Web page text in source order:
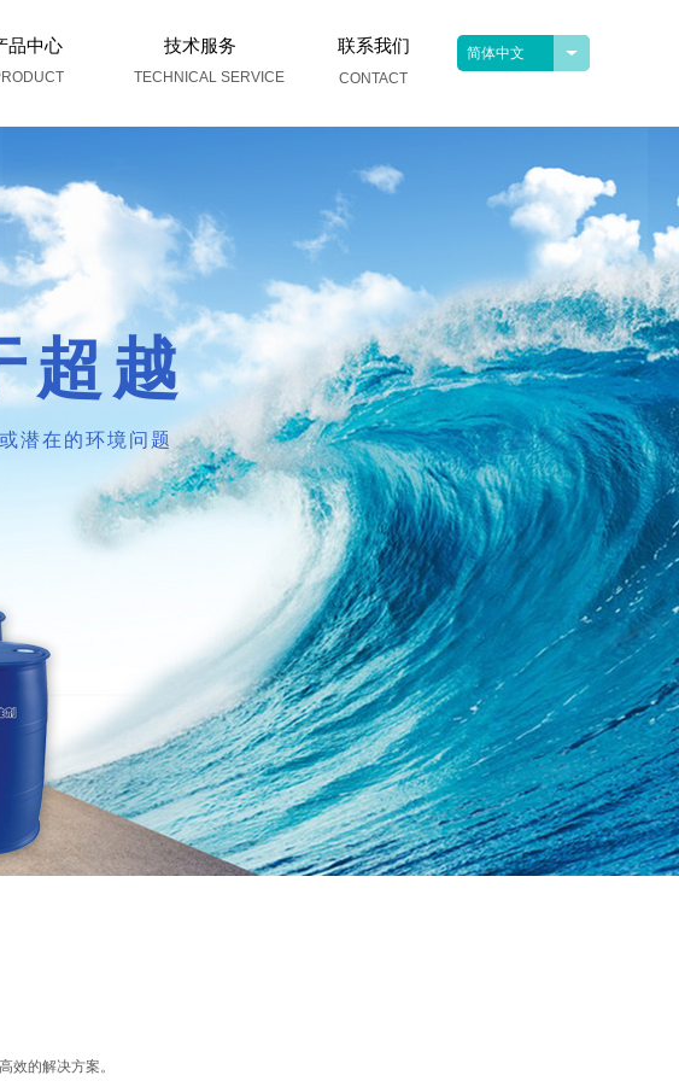
CONTACT
品中心 技术服务 联系我们
简体中文
TECHNICAL SERVICE
超越
潜在的环境问题
效的解决方案。